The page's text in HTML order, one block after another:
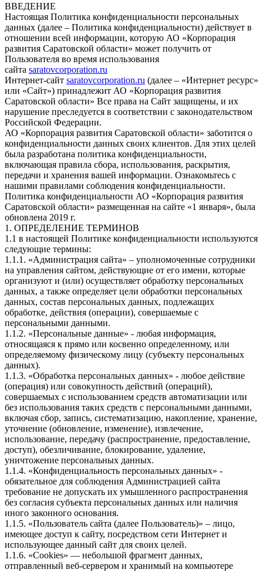
ВВЕДЕНИЕ
Настоящая Политика конфиденциальности персональных
данных (далее – Политика конфиденциальности) действует в
отношении всей информации, которую АО «Корпорация
развития Саратовской области» может получить от
Пользователя во время использования
сайта saratovcorporation.ru
Интернет-сайт saratovcorporation.ru (далее – «Интернет ресурс»
или «Сайт») принадлежит АО «Корпорация развития
Саратовской области» Все права на Сайт защищены, и их
нарушение преследуется в соответствии с законодательством
Российской Федерации.
АО «Корпорация развития Саратовской области» заботится о
конфиденциальности данных своих клиентов. Для этих целей
была разработана политика конфиденциальности,
включающая правила сбора, использования, раскрытия,
передачи и хранения вашей информации. Ознакомьтесь с
нашими правилами соблюдения конфиденциальности.
Политика конфиденциальности АО «Корпорация развития
Саратовской области» размещенная на сайте «1 января», была
обновлена 2019 г.
1. ОПРЕДЕЛЕНИЕ ТЕРМИНОВ
1.1 в настоящей Политике конфиденциальности используются
следующие термины:
1.1.1. «Администрация сайта» – уполномоченные сотрудники
на управления сайтом, действующие от его имени, которые
организуют и (или) осуществляет обработку персональных
данных, а также определяет цели обработки персональных
данных, состав персональных данных, подлежащих
обработке, действия (операции), совершаемые с
персональными данными.
1.1.2. «Персональные данные» - любая информация,
относящаяся к прямо или косвенно определенному, или
определяемому физическому лицу (субъекту персональных
данных).
1.1.3. «Обработка персональных данных» - любое действие
(операция) или совокупность действий (операций),
совершаемых с использованием средств автоматизации или
без использования таких средств с персональными данными,
включая сбор, запись, систематизацию, накопление, хранение,
уточнение (обновление, изменение), извлечение,
использование, передачу (распространение, предоставление,
доступ), обезличивание, блокирование, удаление,
уничтожение персональных данных.
1.1.4. «Конфиденциальность персональных данных» -
обязательное для соблюдения Администрацией сайта
требование не допускать их умышленного распространения
без согласия субъекта персональных данных или наличия
иного законного основания.
1.1.5. «Пользователь сайта (далее Пользователь)» – лицо,
имеющее доступ к сайту, посредством сети Интернет и
использующее данный сайт для своих целей.
1.1.6. «Cookies» — небольшой фрагмент данных,
отправленный веб-сервером и хранимый на компьютере